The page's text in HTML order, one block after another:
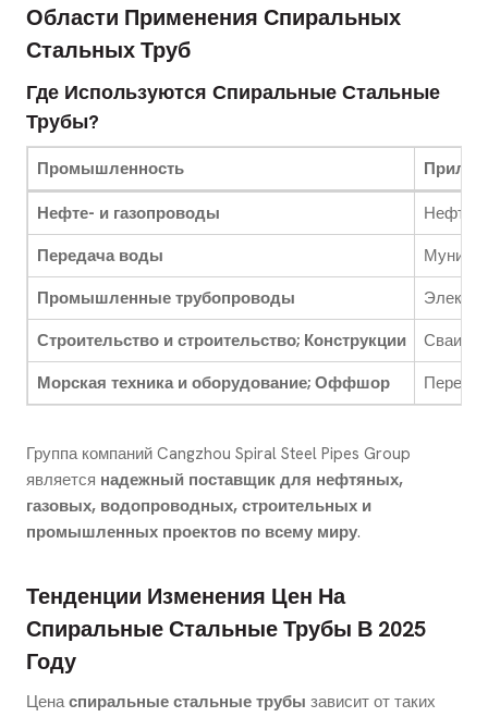
Области Применения Спиральных
Стальных Труб
Где Используются Спиральные Стальные
Трубы?
Промышленность
Нефте- и газопроводы
Нефть,
Передача воды
Промышленные трубопроводы
Строительство и строительство; Конструкции
Сваи,
Морская техника и оборудование; Оффшор
Группа компаний Cangzhou Spiral Steel Pipes Group
является надежный поставщик для нефтяных,
газовых, водопроводных, строительных и
промышленных проектов по всему миру.
Тенденции Изменения Цен На
Спиральные Стальные Трубы В 2025
Году
Ценаспиральные стальные трубы зависит от таких